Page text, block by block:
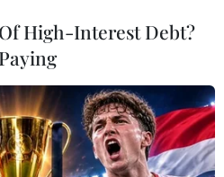
#đào bitcoin
High-Interest Debt?